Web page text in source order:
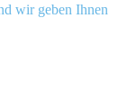
wir geben Ihnen